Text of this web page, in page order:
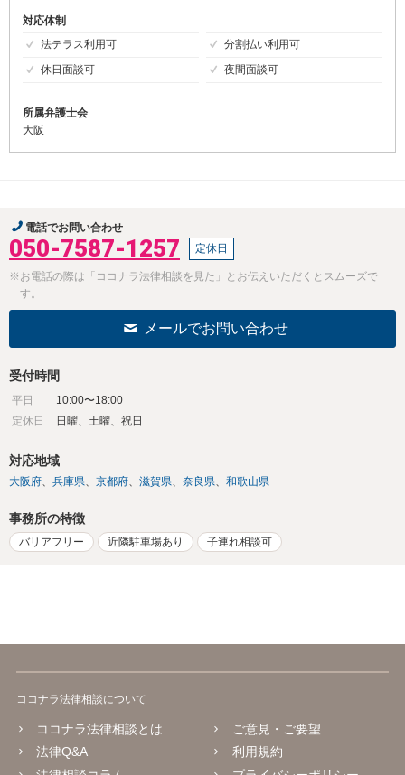
対応体制
法テラス利用可
分割払い利用可
休日面談可
夜間面談可
所属弁護士会
大阪
電話でお問い合わせ
050-7587-1257 定休日
※お電話の際は「ココナラ法律相談を見た」とお伝えいただくとスムーズで
す。
メールでお問い合わせ
受付時間
平日
10:00〜18:00
定休日
日曜、土曜、祝日
対応地域
大阪府 兵庫県 京都府 滋賀県 奈良県 和歌山県
事務所の特徴
バリアフリー 近隣駐車場あり 子連れ相談可
ココナラ法律相談について
ココナラ法律相談とは
法律Q&A
ご意見・ご要望
利用規約